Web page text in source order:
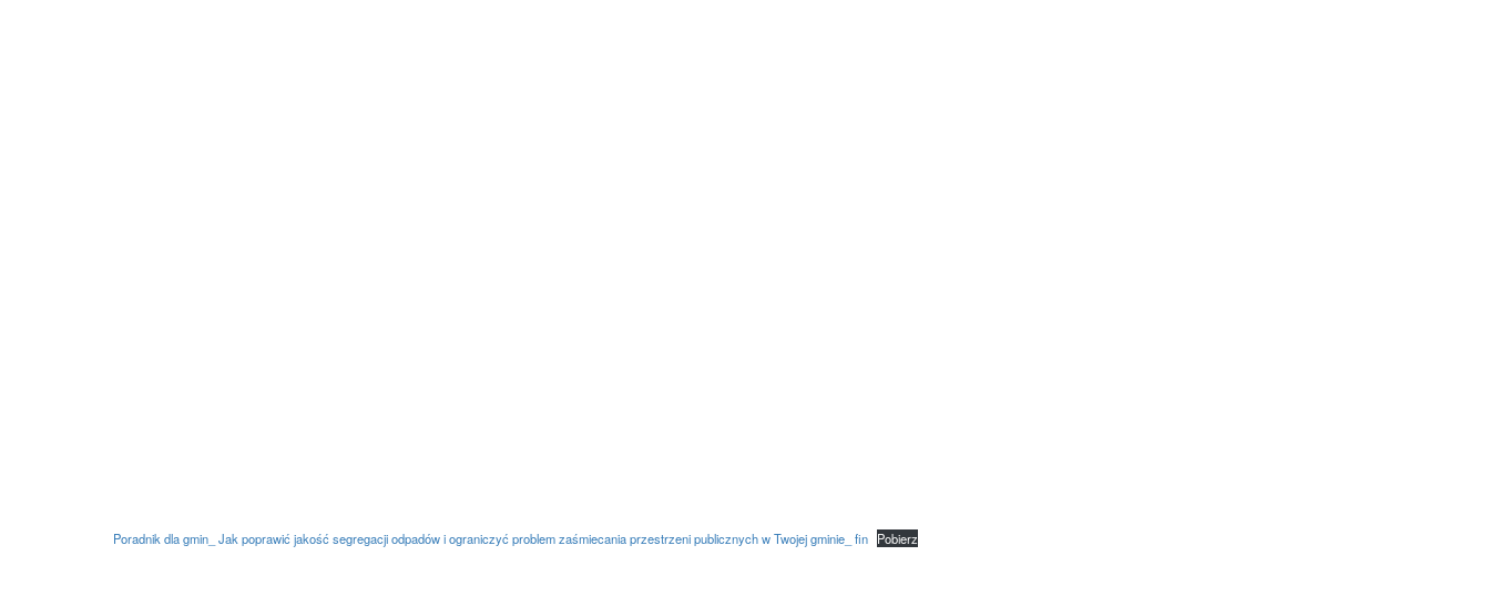
Poradnik dla gmin_ Jak poprawić jakość segregacji odpadów i ograniczyć problem zaśmiecania przestrzeni publicznych w Twojej gminie_ fin Pobierz